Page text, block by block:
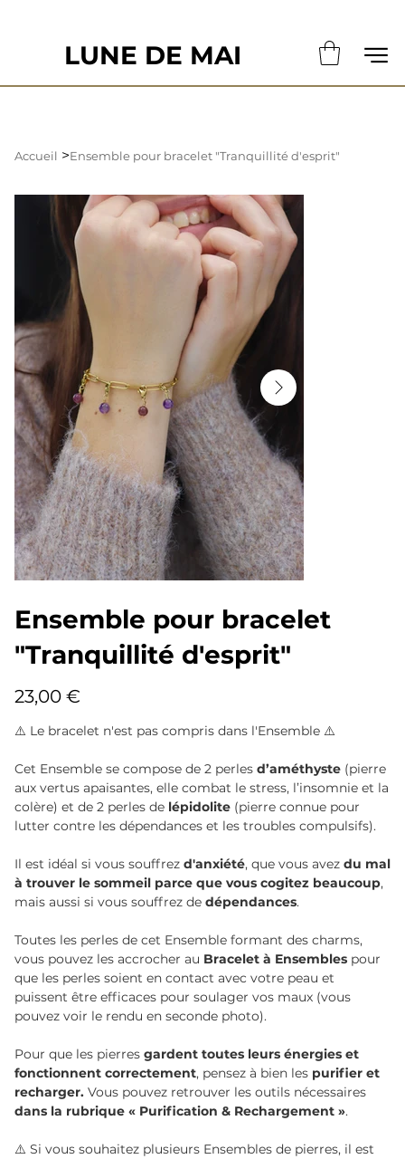
LUNE DE MAI
Accueil >Ensemble pour bracelet "Tranquillité d'esprit"
Ensemble pour bracelet
"Tranquillité d'esprit"
Prix
23,00 €
⚠️ Le bracelet n'est pas compris dans l'Ensemble ⚠️
Cet Ensemble se compose de 2 perles d’améthyste (pierre
aux vertus apaisantes, elle combat le stress, l’insomnie et la
colère) et de 2 perles de lépidolite (pierre connue pour
lutter contre les dépendances et les troubles compulsifs).
Il est idéal si vous souffrez d'anxiété, que vous avez du mal
à trouver le sommeil parce que vous cogitez beaucoup,
mais aussi si vous souffrez de dépendances.
Toutes les perles de cet Ensemble formant des charms,
vous pouvez les accrocher au Bracelet à Ensembles pour
que les perles soient en contact avec votre peau et
puissent être efficaces pour soulager vos maux (vous
pouvez voir le rendu en seconde photo).
Pour que les pierres gardent toutes leurs énergies et
fonctionnent correctement, pensez à bien les purifier et
recharger. Vous pouvez retrouver les outils nécessaires
dans la rubrique « Purification & Rechargement ».
⚠️ Si vous souhaitez plusieurs Ensembles de pierres, il est